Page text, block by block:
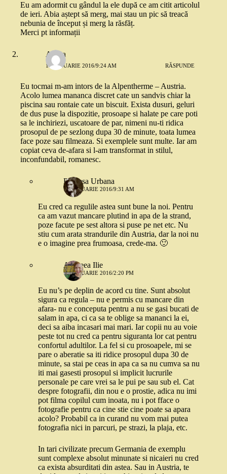
Eu am adormit cu gândul la ele după ce am citit articolul
de ieri. Abia aștept să merg, mai stau un pic să treacă
nebunia de început și merg la răsfăț.
Merci pt informații
Andra
14 IANUARIE 2016/9:24 AM RĂSPUNDE
Eu tocmai m-am intors de la Alpentherme – Austria.
Acolo lumea mananca discret cate un sandvis chiar la
piscina sau rontaie cate un biscuit. Exista dusuri, geluri
de dus puse la dispozitie, prosoape si halate pe care poti
sa le inchiriezi, uscatoare de par, nimeni nu-ti ridica
prosopul de pe sezlong dupa 30 de minute, toata lumea
face poze sau filmeaza. Si exemplele sunt multe. Iar am
copiat ceva de-afara si l-am transformat in stilul,
inconfundabil, romanesc.
Printesa Urbana
14 IANUARIE 2016/9:31 AM
Eu cred ca regulile astea sunt bune la noi. Pentru
ca am vazut mancare plutind in apa de la strand,
poze facute pe sest altora si puse pe net etc. Nu
stiu cum arata strandurile din Austria, dar la noi nu
e o imagine prea frumoasa, crede-ma. 🙂
Andreea Ilie
14 IANUARIE 2016/2:20 PM
Eu nu’s pe deplin de acord cu tine. Sunt absolut
sigura ca regula – nu e permis cu mancare din
afara- nu e conceputa pentru a nu se gasi bucati de
salam in apa, ci ca sa te oblige sa mananci la ei,
deci sa aiba incasari mai mari. Iar copii nu au voie
peste tot nu cred ca pentru siguranta lor cat pentru
confortul adultilor. La fel si cu prosoapele, mi se
pare o aberatie sa iti ridice prosopul dupa 30 de
minute, sa stai pe ceas in apa ca sa nu cumva sa nu
iti mai gasesti prosopul si implicit lucrurile
personale pe care vrei sa le pui pe sau sub el. Cat
despre fotografii, din nou e o prostie, adica nu imi
pot filma copilul cum inoata, nu i pot fface o
fotografie pentru ca cine stie cine poate sa apara
acolo? Probabil ca in curand nu vom mai putea
fotografia nici in parcuri, pe strazi, la plaja, etc.
In tari civilizate precum Germania de exemplu
sunt complexe absolut minunate si nicaieri nu cred
ca exista absurditati din astea. Sau in Austria, te